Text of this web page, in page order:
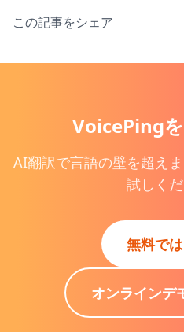
この記事をシェア
VoicePing
AI翻訳で言語の壁を超え
試しくだ
無料で
オンラインデ